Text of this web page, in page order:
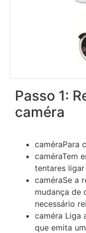
Passo 1:
caméra
caméraPara
caméraTem
tentares
caméraSe a
mudança de
necessário
caméra Liga
que emita